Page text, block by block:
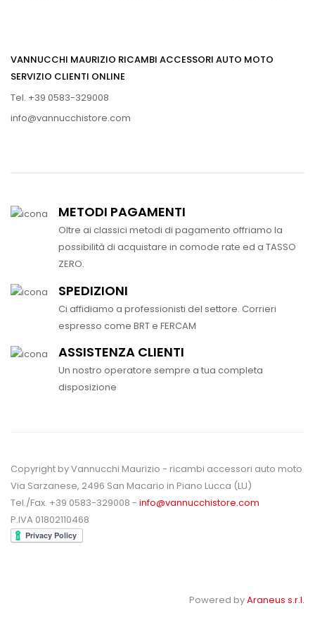
VANNUCCHI MAURIZIO RICAMBI ACCESSORI AUTO MOTO
SERVIZIO CLIENTI ONLINE
Tel. +39 0583-329008
info@vannucchistore.com
METODI PAGAMENTI
Oltre ai classici metodi di pagamento offriamo la
possibilità di acquistare in comode rate ed a TASSO
ZERO.
SPEDIZIONI
Ci affidiamo a professionisti del settore. Corrieri
espresso come BRT e FERCAM
ASSISTENZA CLIENTI
Un nostro operatore sempre a tua completa
disposizione
Copyright by Vannucchi Maurizio - ricambi accessori auto moto
Via Sarzanese, 2496 San Macario in Piano Lucca (LU)
Tel./Fax. +39 0583-329008 - info@vannucchistore.com
P.IVA 01802110468
Powered byAraneus s.r.l.